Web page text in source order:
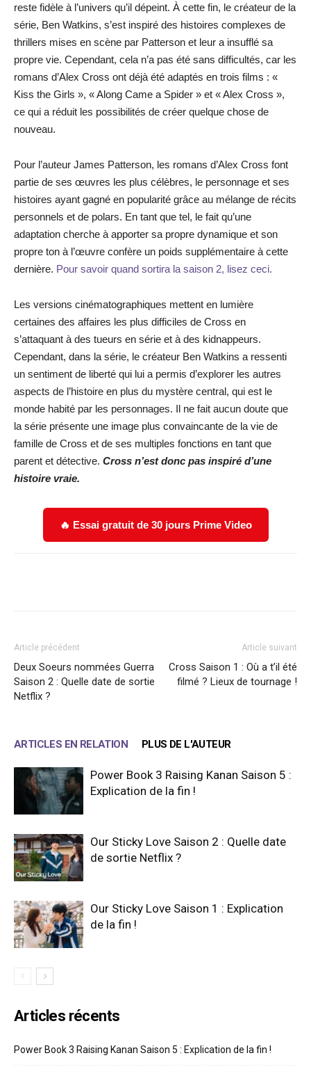
reste fidèle à l’univers qu’il dépeint. À cette fin, le créateur de la
série, Ben Watkins, s’est inspiré des histoires complexes de
thrillers mises en scène par Patterson et leur a insufflé sa
propre vie. Cependant, cela n’a pas été sans difficultés, car les
romans d’Alex Cross ont déjà été adaptés en trois films : «
Kiss the Girls », « Along Came a Spider » et « Alex Cross »,
ce qui a réduit les possibilités de créer quelque chose de
nouveau.
Pour l’auteur James Patterson, les romans d’Alex Cross font
partie de ses œuvres les plus célèbres, le personnage et ses
histoires ayant gagné en popularité grâce au mélange de récits
personnels et de polars. En tant que tel, le fait qu’une
adaptation cherche à apporter sa propre dynamique et son
propre ton à l’œuvre confère un poids supplémentaire à cette
dernière. Pour savoir quand sortira la saison 2, lisez ceci.
Les versions cinématographiques mettent en lumière
certaines des affaires les plus difficiles de Cross en
s’attaquant à des tueurs en série et à des kidnappeurs.
Cependant, dans la série, le créateur Ben Watkins a ressenti
un sentiment de liberté qui lui a permis d’explorer les autres
aspects de l’histoire en plus du mystère central, qui est le
monde habité par les personnages. Il ne fait aucun doute que
la série présente une image plus convaincante de la vie de
famille de Cross et de ses multiples fonctions en tant que
parent et détective. Cross n’est donc pas inspiré d’une
histoire vraie.
🔥 Essai gratuit de 30 jours Prime Video
Article précédent
Deux Soeurs nommées Guerra
Saison 2 : Quelle date de sortie
Netflix ?
Article suivant
Cross Saison 1 : Où a t’il été
filmé ? Lieux de tournage !
ARTICLES EN RELATION PLUS DE L'AUTEUR
Power Book 3 Raising Kanan Saison 5 :
Explication de la fin !
Our Sticky Love Saison 2 : Quelle date
de sortie Netflix ?
Our Sticky Love Saison 1 : Explication
de la fin !
Articles récents
Power Book 3 Raising Kanan Saison 5 : Explication de la fin !